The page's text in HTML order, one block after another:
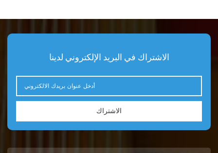
الاشتراك في البريد الإلكتروني لدينا
الاشتراك